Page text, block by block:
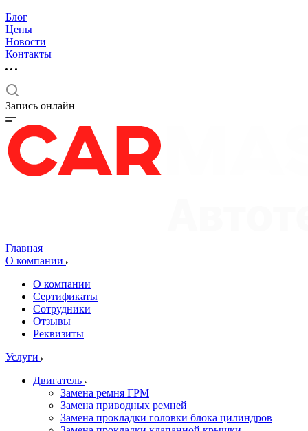
Блог
Цены
Новости
Контакты
Запись онлайн
Главная
О компании
О компании
Сертификаты
Сотрудники
Отзывы
Реквизиты
Услуги
Двигатель
Замена ремня ГРМ
Замена приводных ремней
Замена прокладки головки блока цилиндров